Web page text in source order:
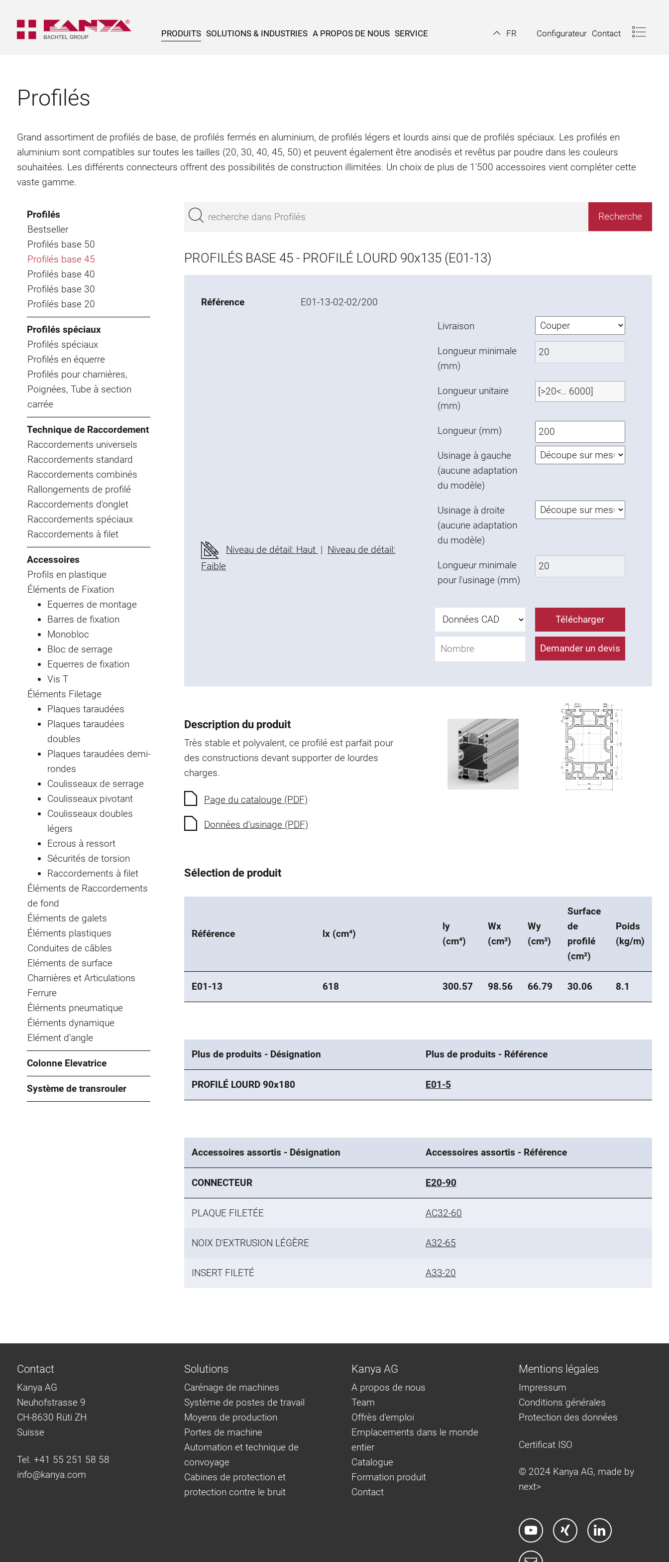
PRODUITS SOLUTIONS & INDUSTRIES A PROPOS DE NOUS SERVICE FR Configurateur Contact
Profilés
Grand assortiment de profilés de base, de profilés fermés en aluminium, de profilés légers et lourds ainsi que de profilés spéciaux. Les profilés en
aluminium sont compatibles sur toutes les tailles (20, 30, 40, 45, 50) et peuvent également être anodisés et revêtus par poudre dans les couleurs
souhaitées. Les différents connecteurs offrent des possibilités de construction illimitées. Un choix de plus de 1'500 accessoires vient compléter cette
vaste gamme.
Profilés
Bestseller
Profilés base 50
Profilés base 45
Profilés base 40
Profilés base 30
Profilés base 20
Profilés spéciaux
Profilés spéciaux
Profilés en équerre
Profilés pour charnières,
Poignées, Tube à section
carrée
Technique de Raccordement
Raccordements universels
Raccordements standard
Raccordements combinés
Rallongements de profilé
Raccordements d'onglet
Raccordements spéciaux
Raccordements à filet
Accessoires
Profils en plastique
Éléments de Fixation
Equerres de montage
Barres de fixation
Monobloc
Bloc de serrage
Equerres de fixation
Vis T
Éléments Filetage
Plaques taraudées
Plaques taraudées
doubles
Plaques taraudées demi-
rondes
Coulisseaux de serrage
Coulisseaux pivotant
Coulisseaux doubles
légers
Ecrous à ressort
Sécurités de torsion
Raccordements à filet
Éléments de Raccordements
de fond
Éléments de galets
Éléments plastiques
Conduites de câbles
Eléments de surface
Charnières et Articulations
Ferrure
Éléments pneumatique
Éléments dynamique
Elément d’angle
Colonne Elevatrice
Système de transrouler
PROFILÉS BASE 45 - PROFILÉ LOURD 90x135 (E01-13)
Référence E01-13-02-02/200
Niveau de détail: Haut | Niveau de détail:
Faible
Livraison
Longueur minimale
(mm)
Longueur unitaire
(mm)
Longueur (mm)
Usinage à gauche
(aucune adaptation
du modèle)
Usinage à droite
(aucune adaptation
du modèle)
Longueur minimale
pour l'usinage (mm)
Télécharger
Demander un devis
Description du produit
Très stable et polyvalent, ce profilé est parfait pour
des constructions devant supporter de lourdes
charges.
Page du catalouge (PDF)
Données d’usinage (PDF)
Sélection de produit
Référence lx (cm⁴)
ly
(cm⁴)
Wx
(cm³)
Wy
(cm³)
Surface
de
profilé
(cm²)
Poids
(kg/m)
E01-13 618 300.57 98.56 66.79 30.06 8.1
Plus de produits - Désignation Plus de produits - Référence
PROFILÉ LOURD 90x180 E01-5
Accessoires assortis - Désignation Accessoires assortis - Référence
CONNECTEUR E20-90
PLAQUE FILETÉE AC32-60
NOIX D'EXTRUSION LÉGÈRE A32-65
INSERT FILETÉ A33-20
Contact
Kanya AG
Neuhofstrasse 9
CH-8630 Rüti ZH
Suisse
Tel. +41 55 251 58 58
info@kanya.com
Solutions
Carénage de machines
Système de postes de travail
Moyens de production
Portes de machine
Automation et technique de
convoyage
Cabines de protection et
protection contre le bruit
Kanya AG
A propos de nous
Team
Offrès d'emploi
Emplacements dans le monde
entier
Catalogue
Formation produit
Contact
Mentions légales
Impressum
Conditions générales
Protection des données
Certificat ISO
© 2024 Kanya AG, made by
next>